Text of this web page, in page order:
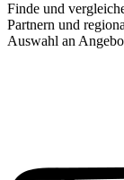
Finde und
Partnern und
Auswahl an